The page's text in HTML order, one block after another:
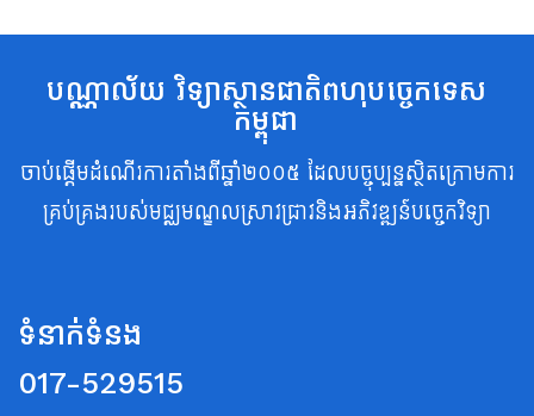
បណ្ណាល័យ វិទ្យាស្ថានជាតិពហុបច្ចេកទេស
កម្ពុជា
ចាប់ផ្តើមដំណើរការតាំងពីឆ្នាំ២០០៥ ដែលបច្ចុប្បន្នស្ថិតក្រោមការ
គ្រប់គ្រងរបស់មជ្ឈមណ្ឌលស្រាវជ្រាវនិងអភិវឌ្ឍន៍បច្ចេកវិទ្យា
ទំនាក់ទំនង
017-529515